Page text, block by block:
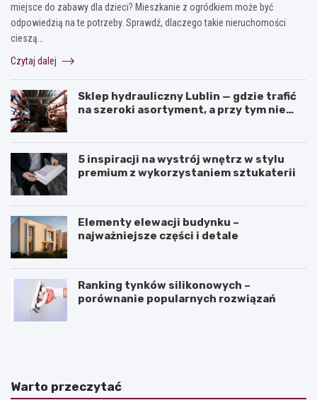
miejsce do zabawy dla dzieci? Mieszkanie z ogródkiem może być
odpowiedzią na te potrzeby. Sprawdź, dlaczego takie nieruchomości
cieszą…
Czytaj dalej
Sklep hydrauliczny Lublin — gdzie trafić
na szeroki asortyment, a przy tym nie
5 inspiracji na wystrój wnętrz w stylu
premium z wykorzystaniem sztukaterii
Elementy elewacji budynku –
najważniejsze części i detale
Ranking tynków silikonowych –
porównanie popularnych rozwiązań
J
k
K
c
Warto przeczytać